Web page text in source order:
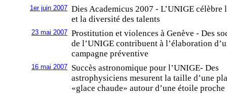
1er juin 2007 Dies Academicus 2007 - L’UNIGE célèbre
et la diversité des talents
23 mai 2007 Prostitution et violences à Genève - Des
de l’UNIGE contribuent à l’élaboration
campagne préventive
16 mai 2007 Succès astronomique pour l’UNIGE- Des
astrophysiciens mesurent la taille d’une
«glace chaude» autour d’une étoile proche